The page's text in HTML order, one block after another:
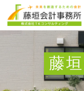
藤